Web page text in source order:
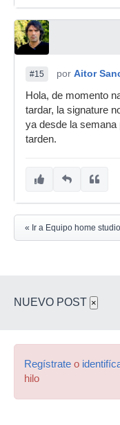
#15 por Aitor
Hola, de momento
tardar, la signature
ya desde la
tarden.
« Ir a Equipo home studio
NUEVO POST ×
Regístrate o
hilo